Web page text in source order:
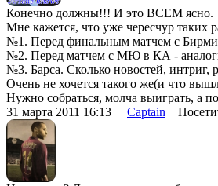
Конечно должны!!! И это ВСЕМ ясно.
Мне кажется, что уже чересчур таких
№1. Перед финальным матчем с
№2. Перед матчем с МЮ в КА -
№3. Барса. Сколько новостей, интриг,
Очень не хочется такого же(и что
Нужно собраться, молча выиграть, а
31 марта 2011 16:13 Captain